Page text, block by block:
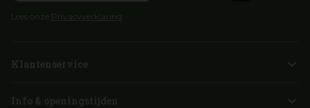
Lees onze Privacyverklaring
Klantenservice
Info & openingstijden